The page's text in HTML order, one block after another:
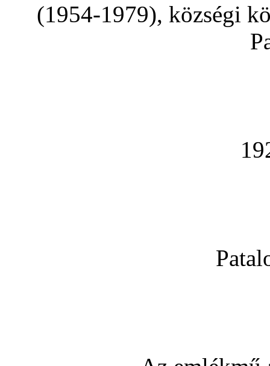
(1954-1979), községi